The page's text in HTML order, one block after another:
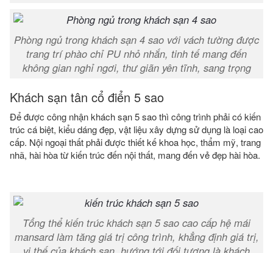
Phòng ngủ trong khách sạn 4 sao với vách tường được
trang trí phào chỉ PU nhỏ nhắn, tinh tế mang đến
không gian nghỉ ngơi, thư giãn yên tĩnh, sang trọng
Khách sạn tân cổ điển 5 sao
Để được công nhận khách sạn 5 sao thì công trình phải có kiến
trúc cá biệt, kiểu dáng đẹp, vật liệu xây dựng sử dụng là loại cao
cấp. Nội ngoại thất phải được thiết kế khoa học, thẩm mỹ, trang
nhã, hài hòa từ kiến trúc đến nội thất, mang đến vẻ đẹp hài hòa.
Tổng thể kiến trúc khách sạn 5 sao cao cấp hệ mái
mansard làm tăng giá trị công trình, khẳng định giá trị,